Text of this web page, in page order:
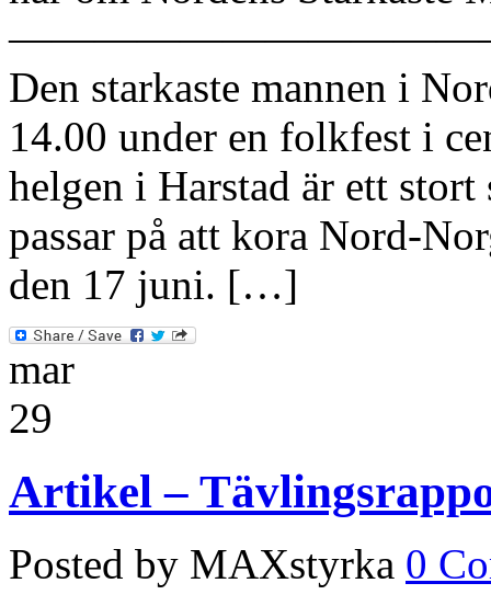
Den starkaste mannen i
14.00 under en folkfest i
helgen i Harstad är ett
passar på att kora Nord-
den 17 juni. […]
mar
29
Artikel –
Posted by MAXstyrka 0